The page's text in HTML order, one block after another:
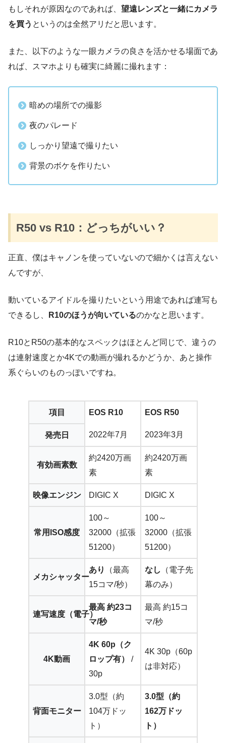
もしそれが原因なのであれば、 望遠レンズと一緒にカメラ
を買う というのは全然アリだと思います。
また、以下のような一眼カメラの良さを活かせる場面であ
れば、スマホよりも確実に綺麗に撮れます：
暗めの場所での撮影
夜のパレード
しっかり望遠で撮りたい
背景のボケを作りたい
R50 vs R10：どっちがいい？
正直、僕はキャノンを使っていないので細かくは言えない
んですが、
動いているアイドルを撮りたいという用途であれば連写も
できるし、
R10のほうが向いているのかなと思います。
R10とR50の基本的なスペックはほとんど同じで、違うの
は連射速度とか4Kでの動画が撮れるかどうか、あと操作
系ぐらいのものっぽいですね。
項目 EOS R10 EOS R50
発売日 2022年7月 2023年3月
有効画素数
約2420万画
素
約2420万画
素
映像エンジン DIGIC X DIGIC X
常用ISO感度
100～
32000（拡張
51200）
100～
32000（拡張
51200）
メカシャッター
あり
（最高
15コマ/秒）
なし
（電子先
幕のみ）
連写速度（電子）
最高 約23コ
マ/秒
最高 約15コ
マ/秒
4K動画
4K 60p（ク
ロップ有）
/
30p
4K 30p（60p
は非対応）
背面モニター
3.0型（約
104万ドッ
ト）
3.0型（約
162万ドッ
ト）